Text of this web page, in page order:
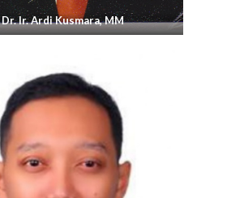
Dr. Ir. Ardi Kusmara, MM